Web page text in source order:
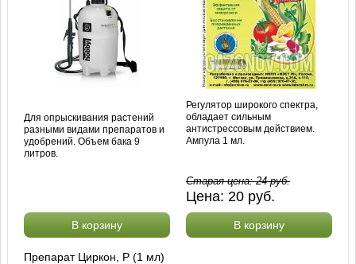
Для опрыскивания растений
разными видами препаратов и
удобрений. Объем бака 9
литров.
В корзину
Регулятор широкого спектра,
обладает сильным
антистрессовым действием.
Ампула 1 мл.
Старая цена:24руб.
Цена: 20 руб.
В корзину
Препарат Циркон, Р (1 мл)